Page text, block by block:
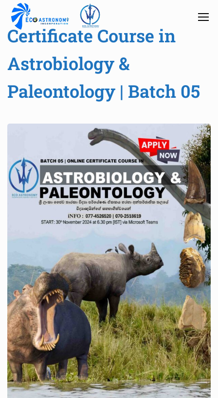
Certificate Course in
Astrobiology &
Paleontology | Batch 05